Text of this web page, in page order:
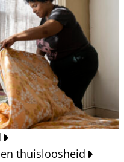
thuisloosheid